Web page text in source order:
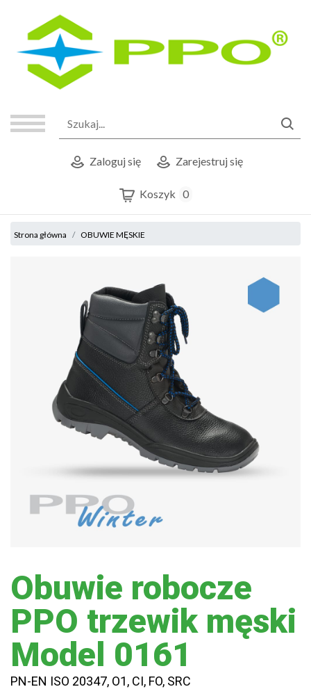
Zaloguj się Zarejestruj się
Koszyk 0
Strona główna OBUWIE MĘSKIE
Obuwie robocze
PPO trzewik męski
Model 0161
PN-EN ISO 20347, O1, CI, FO, SRC